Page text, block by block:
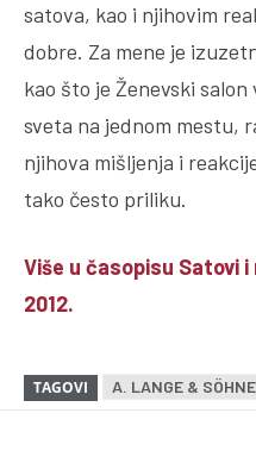
satova, kao i njihovim
dobre. Za mene je
kao što je Ženevski
sveta na jednom mestu,
njihova mišljenja i
tako često priliku.
Više u časopisu Satovi
2012.
TAGOVI A. LANGE & SÖHNE